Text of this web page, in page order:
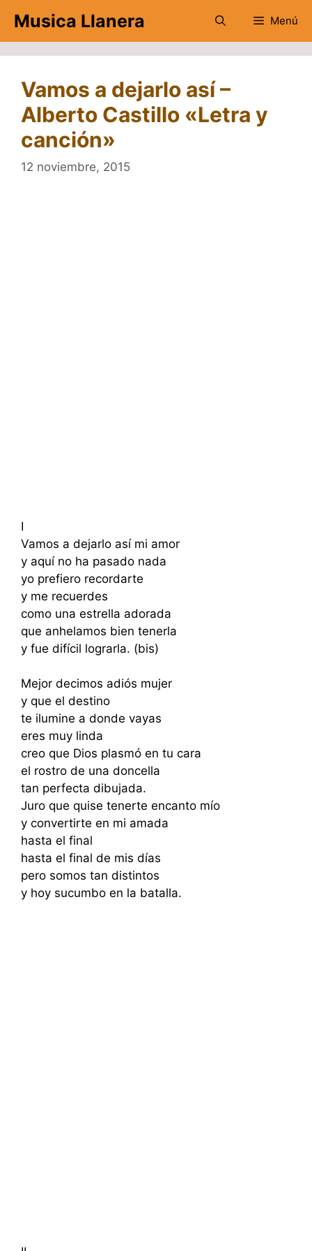
contenido
Musica Llanera Menú
Vamos a dejarlo así –
Alberto Castillo «Letra y
canción»
12 noviembre, 2015
I
Vamos a dejarlo así mi amor
y aquí no ha pasado nada
yo prefiero recordarte
y me recuerdes
como una estrella adorada
que anhelamos bien tenerla
y fue difícil lograrla. (bis)
Mejor decimos adiós mujer
y que el destino
te ilumine a donde vayas
eres muy linda
creo que Dios plasmó en tu cara
el rostro de una doncella
tan perfecta dibujada.
Juro que quise tenerte encanto mío
y convertirte en mi amada
hasta el final
hasta el final de mis días
pero somos tan distintos
y hoy sucumbo en la batalla.